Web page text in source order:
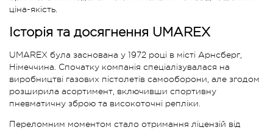
ціна-якість.
Історія та досягнення UMAREX
UMAREX була заснована у 1972 році в місті Арнсберг,
Німеччина. Спочатку компанія спеціалізувалася на
виробництві газових пістолетів самооборони, але згодом
розширила асортимент, включивши спортивну
пневматичну зброю та високоточні репліки.
Переломним моментом стало отримання ліцензій від